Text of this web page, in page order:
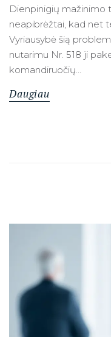
Dienpinigių mažinimo
neapibrėžtai, kad net
Vyriausybė šią
nutarimu Nr. 518 ji
komandiruočių…
Daugiau